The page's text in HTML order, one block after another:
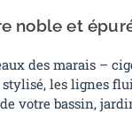
noble et
des marais –
les lignes
votre bassin,